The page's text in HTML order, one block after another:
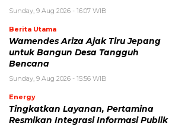
Sunday, 9 Aug 2026 - 16:07 WIB
Berita Utama
Wamendes Ariza Ajak Tiru Jepang
untuk Bangun Desa Tangguh
Bencana
Sunday, 9 Aug 2026 - 15:56 WIB
Energy
Tingkatkan Layanan, Pertamina
Resmikan Integrasi Informasi Publik